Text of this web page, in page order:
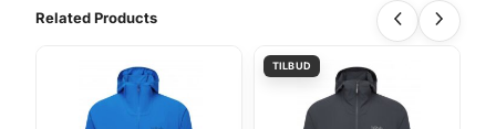
Related Products